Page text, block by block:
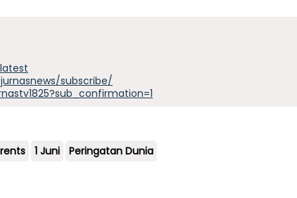
subscribe/
1 Juni Peringatan Dunia